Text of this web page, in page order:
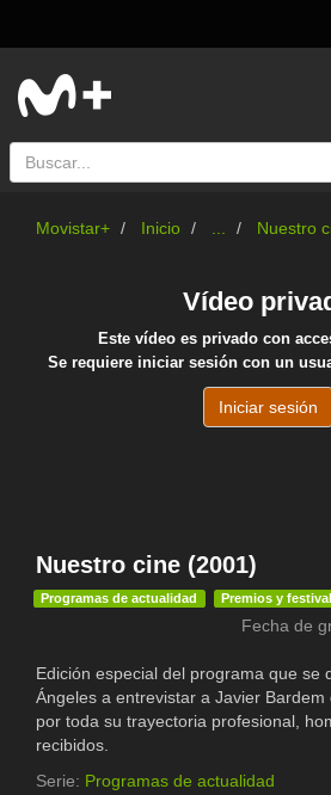
Buscar
Movistar+ Inicio Nuestro
Nuestro cine (2001)
Programas de actualidad Premios y
Fecha de
Edición especial del programa que se
Ángeles a entrevistar a Javier
por toda su trayectoria profesional,
recibidos.
Serie: Programas de actualidad